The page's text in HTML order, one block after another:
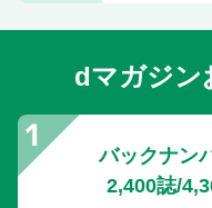
dマガジン
バックナン
2,400誌/